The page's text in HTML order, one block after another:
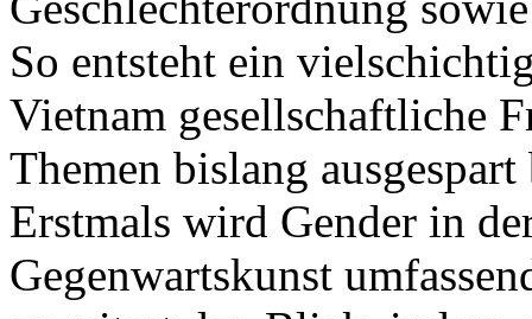
So entsteht ein
Vietnam gesellschaftliche
Themen bislang
Erstmals wird Gender in
Gegenwartskunst